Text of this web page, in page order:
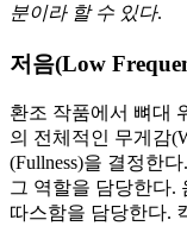
분이라 할 수 있다.
저음(Low
환조 작품에서 뼈대
의 전체적인 무게감
(Fullness)을 결정한
그 역할을 담당한다.
따스함을 담당한다.